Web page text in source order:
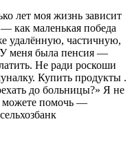
лет моя жизнь зависит
как маленькая победа
удалённую, частичную,
У меня была пенсия —
Не ради роскоши
Купить продукты .
до больницы?» Я не
можете помочь —